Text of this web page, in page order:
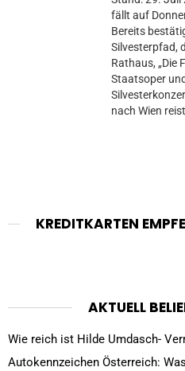
fällt auf
Bereits
Silvesterpfad,
Rathaus, „Die
Staatsoper
nach Wien
KREDITKARTEN
AKTUELL
Wie reich ist Hilde Umdasch-
Autokennzeichen Österreich: